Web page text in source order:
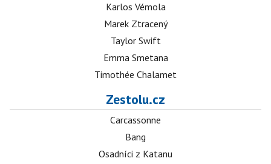
Karlos Vémola
Marek Ztracený
Taylor Swift
Emma Smetana
Timothée Chalamet
Zestolu.cz
Carcassonne
Bang
Osadníci z Katanu